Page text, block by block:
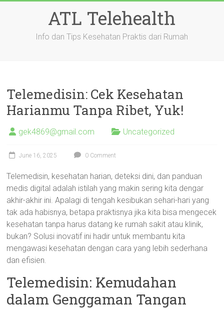
ATL Telehealth
Info dan Tips Kesehatan Praktis dari Rumah
Telemedisin: Cek Kesehatan
Harianmu Tanpa Ribet, Yuk!
gek4869@gmail.com Uncategorized
June 16, 2025 0 Comment
Telemedisin, kesehatan harian, deteksi dini, dan panduan
medis digital adalah istilah yang makin sering kita dengar
akhir-akhir ini. Apalagi di tengah kesibukan sehari-hari yang
tak ada habisnya, betapa praktisnya jika kita bisa mengecek
kesehatan tanpa harus datang ke rumah sakit atau klinik,
bukan? Solusi inovatif ini hadir untuk membantu kita
mengawasi kesehatan dengan cara yang lebih sederhana
dan efisien.
Telemedisin: Kemudahan
dalam Genggaman Tangan